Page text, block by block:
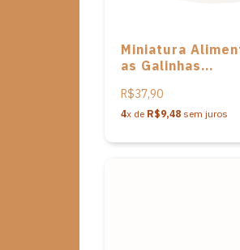
Miniatura
as Galinhas
cerâmica do Alto
Moura
R$37,90
4x de R$9,48 sem juros